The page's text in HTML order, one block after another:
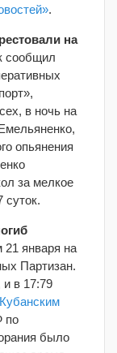
.
на
сообщил
в ночь на
опьянения
за мелкое
суток.
января на
Партизан.
в 17:79
по
было